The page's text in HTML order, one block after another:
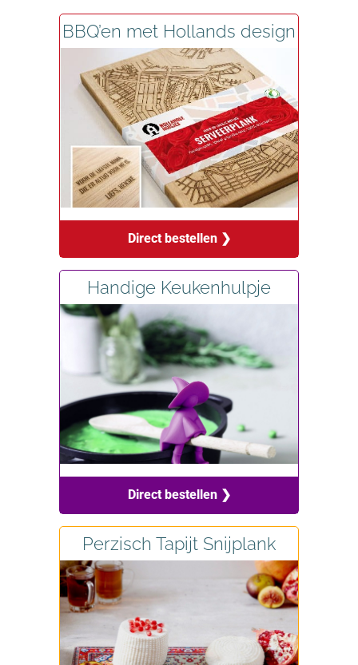
BBQ’en met Hollands design
Direct bestellen ❯
Handige Keukenhulpje
Direct bestellen ❯
Perzisch Tapijt Snijplank